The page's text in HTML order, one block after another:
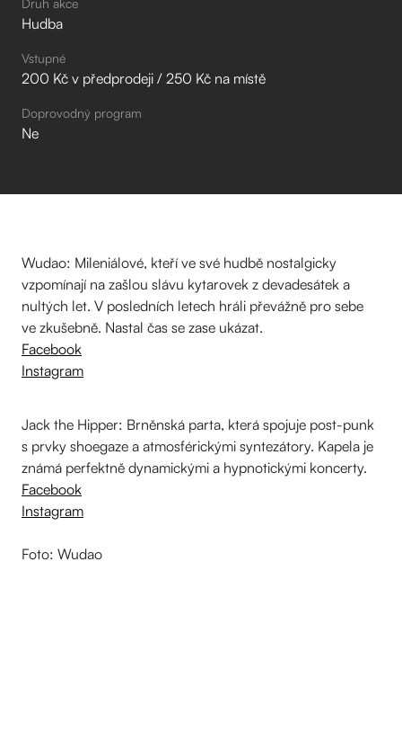
Hudba
Vstupné
200 Kč v předprodeji / 250 Kč na místě
Doprovodný program
Ne
Wudao: Mileniálové, kteří ve své hudbě nostalgicky
vzpomínají na zašlou slávu kytarovek z devadesátek a
nultých let. V posledních letech hráli převážně pro sebe
ve zkušebně. Nastal čas se zase ukázat.
Facebook
Instagram
Jack the Hipper: Brněnská parta, která spojuje post-punk
s prvky shoegaze a atmosférickými syntezátory. Kapela je
známá perfektně dynamickými a hypnotickými koncerty.
Facebook
Instagram
Foto: Wudao